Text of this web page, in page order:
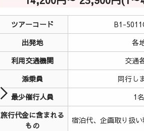
ツアーコード
B1-
出発地
各
利用交通機関
交通
添乗員
同行し
最少催行人員
1名
旅行代金に含まれる
もの
宿泊代、企画取り扱